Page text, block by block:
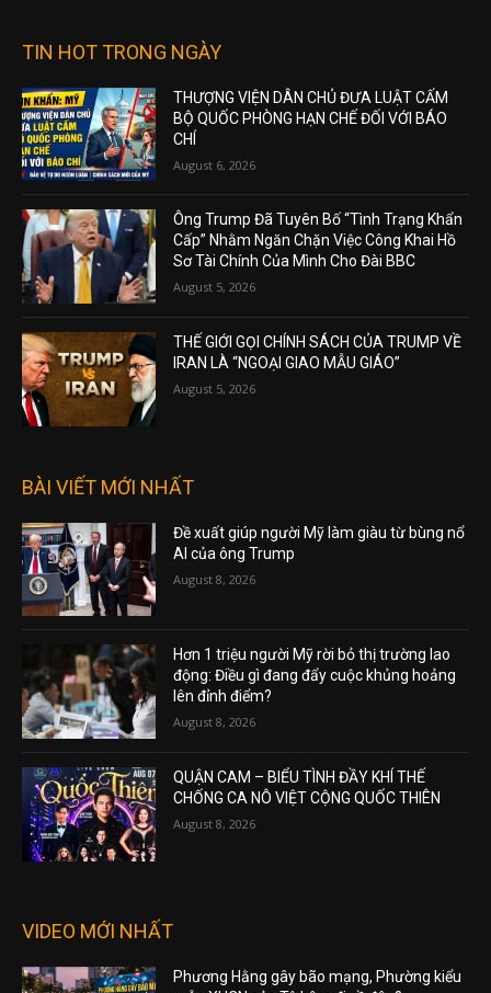
TIN HOT TRONG NGÀY
THƯỢNG VIỆN DÂN CHỦ ĐƯA LUẬT CẤM
BỘ QUỐC PHÒNG HẠN CHẾ ĐỐI VỚI BÁO
CHÍ
August 6, 2026
Ông Trump Đã Tuyên Bố “Tình Trạng Khẩn
Cấp” Nhằm Ngăn Chặn Việc Công Khai Hồ
Sơ Tài Chính Của Mình Cho Đài BBC
August 5, 2026
THẾ GIỚI GỌI CHÍNH SÁCH CỦA TRUMP VỀ
IRAN LÀ “NGOẠI GIAO MẪU GIÁO”
August 5, 2026
BÀI VIẾT MỚI NHẤT
Đề xuất giúp người Mỹ làm giàu từ bùng nổ
AI của ông Trump
August 8, 2026
Hơn 1 triệu người Mỹ rời bỏ thị trường lao
động: Điều gì đang đẩy cuộc khủng hoảng
lên đỉnh điểm?
August 8, 2026
QUẬN CAM – BIỂU TÌNH ĐẦY KHÍ THẾ
CHỐNG CA NÔ VIỆT CỘNG QUỐC THIÊN
August 8, 2026
VIDEO MỚI NHẤT
Phương Hằng gây bão mạng, Phường kiểu